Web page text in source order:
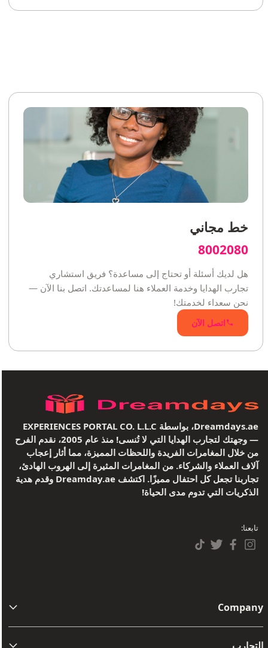
خط مجاني
8002080
هل لديك أسئلة أو تحتاج إلى مساعدة؟ فريق استشاري
تجارب الهدايا وخدمة العملاء هنا لمساعدتك. اتصل بنا الآن —
نحن سعداء لخدمتك!
اتصل الآن
Dreamdays.ae، بواسطة EXPERIENCES PORTAL CO. L.L.C
— وجهتك لتجارب الهدايا التي لا تُنسى! منذ عام 2005، نقدم الفرح
من خلال المغامرات الفريدة واللحظات المميزة، مما أثار إعجاب
آلاف العملاء والشركاء. من المغامرات المثيرة إلى الهروب الهادئ،
تجاربنا تجعل كل احتفال مميزًا. اكتشف Dreamday.ae وقدم هدية
الذكريات التي تدوم مدى الحياة!
تابعنا:
Company
التجارب